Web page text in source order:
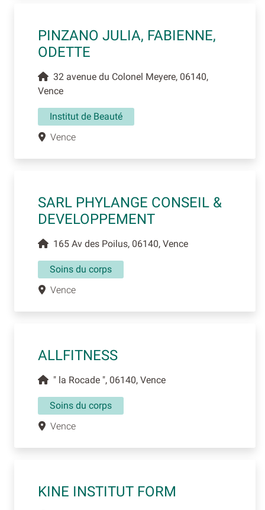
PINZANO JULIA, FABIENNE,
ODETTE
32 avenue du Colonel Meyere, 06140,
Vence
Institut de Beauté
Vence
SARL PHYLANGE CONSEIL &
DEVELOPPEMENT
165 Av des Poilus, 06140, Vence
Soins du corps
Vence
ALLFITNESS
" la Rocade ", 06140, Vence
Soins du corps
Vence
KINE INSTITUT FORM